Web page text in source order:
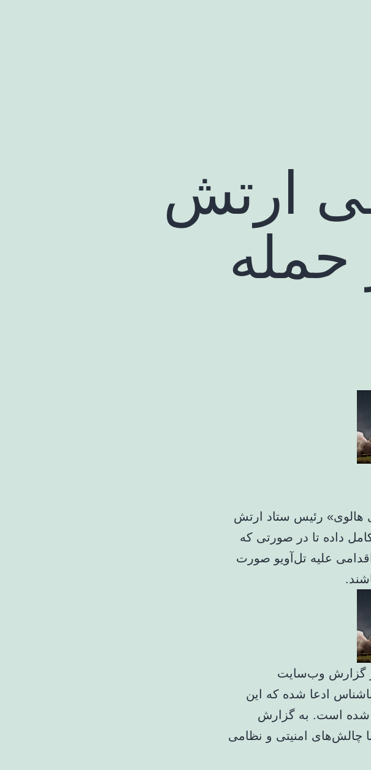
ارتش
حمله
رئیس ستاد ارتش
داده تا در صورتی که
علیه تل‌آویو صورت
گزارش وب‌سایت
ناشناس ادعا شده که این
شده است. به گزارش
چالش‌های امنیتی و نظامی